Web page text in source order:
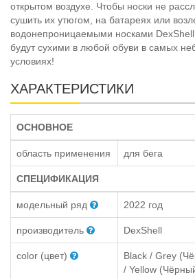
открытом воздухе. Чтобы носки не
сушить их утюгом, на батареях или
водонепроницаемыми носками DexShell
будут сухими в любой обуви в самых
условиях!
ХАРАКТЕРИСТИКИ
ОСНОВНОЕ
область применения для бега
СПЕЦИФИКАЦИЯ
модельный ряд 2022 год
производитель DexShell
color (цвет)
Black / Grey
/ Yellow